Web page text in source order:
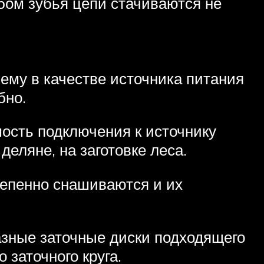
в качестве источника питания
подключения к источнику
на заготовке леса.
снашиваются и их
заточные диски подходящего
круга.